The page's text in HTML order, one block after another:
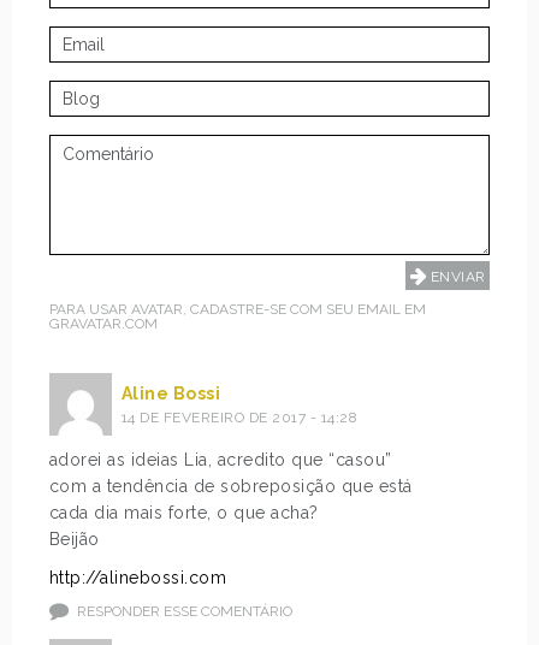
PARA USAR AVATAR, CADASTRE-SE COM SEU EMAIL EM
GRAVATAR.COM
Aline Bossi
14 DE FEVEREIRO DE 2017 - 14:28
adorei as ideias Lia, acredito que “casou”
com a tendência de sobreposição que está
cada dia mais forte, o que acha?
Beijão
http://alinebossi.com
RESPONDER ESSE COMENTÁRIO